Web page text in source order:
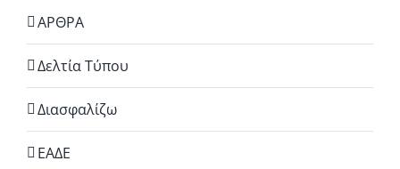
ΑΡΘΡΑ
Δελτία Τύπου
Διασφαλίζω
ΕΑΔΕ